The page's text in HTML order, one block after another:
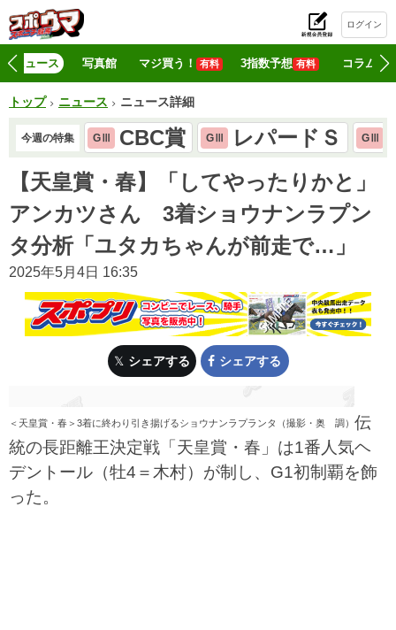
ログイン
ニュース 写真館 マジ買う！ 有料 3指数予想 有料 コラム
トップ ニュース ニュース詳細
今週の特集 GⅢ CBC賞 GⅢ レパードＳ GⅢ
【天皇賞・春】「してやったりかと」
アンカツさん 3着ショウナンラプン
タ分析「ユタカちゃんが前走で…」
2025年5月4日 16:35
シェアする シェアする
＜天皇賞・春＞3着に終わり引き揚げるショウナンラプランタ（撮影・奥 調） 伝
統の長距離王決定戦「天皇賞・春」は1番人気ヘ
デントール（牡4＝木村）が制し、G1初制覇を飾
った。